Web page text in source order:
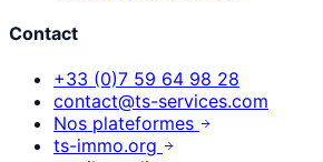
Contact
+33 (0)7 59 64 98 28
contact@ts-services.com
Nos plateformes
ts-immo.org